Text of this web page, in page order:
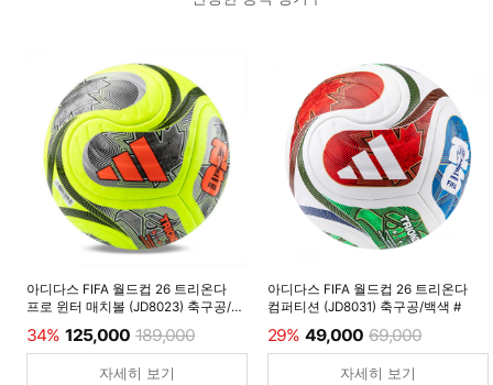
아디다스 FIFA 월드컵 26 트리온다
프로 윈터 매치볼 (JD8023) 축구공/
34% 125,000 189,000
자세히 보기
아디다스 FIFA 월드컵 26 트리온다
컴퍼티션 (JD8031) 축구공/백색 #
29% 49,000 69,000
자세히 보기